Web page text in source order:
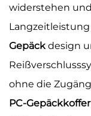
widerstehen
Gepäckdesign
ohne die
PC-Gepäckkoffer